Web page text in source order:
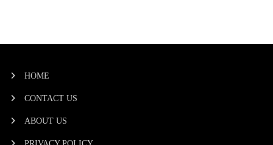
HOME
CONTACT US
ABOUT US